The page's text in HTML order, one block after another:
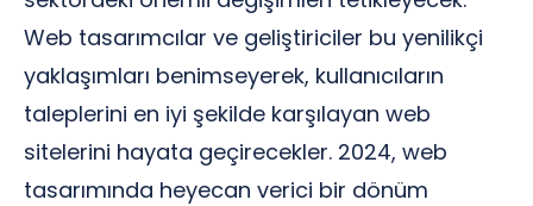
Web tasarımcılar ve geliştiriciler bu yenilikçi
yaklaşımları benimseyerek, kullanıcıların
taleplerini en iyi şekilde karşılayan web
sitelerini hayata geçirecekler. 2024, web
tasarımında heyecan verici bir dönüm